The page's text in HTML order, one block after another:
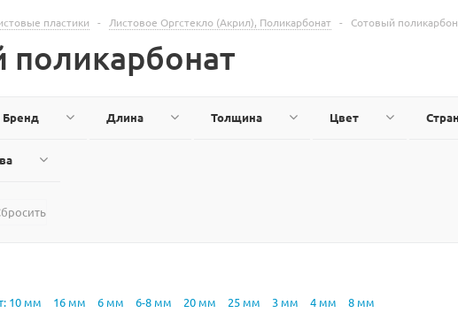
пластики - Листовое Оргстекло (Акрил), Поликарбонат - Сотовый
поликарбонат
Бренд Длина Толщина Цвет
10 мм
16 мм 6 мм 6-8 мм 20 мм 25 мм 3 мм 4 мм 8 мм